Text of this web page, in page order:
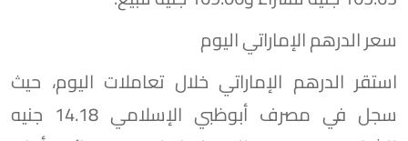
سعر الدرهم الإماراتي اليوم
استقر الدرهم الإماراتي خلال تعاملات اليوم، حيث
سجل في مصرف أبوظبي الإسلامي 14.18 جنيه